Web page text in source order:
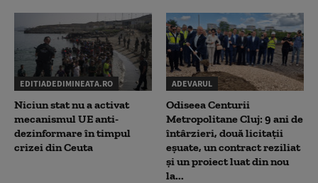
EDITIADEDIMINEATA.RO
Niciun stat nu a activat
mecanismul UE anti-
dezinformare în timpul
crizei din Ceuta
ADEVARUL
Odiseea Centurii
Metropolitane Cluj: 9 ani de
întârzieri, două licitații
eșuate, un contract reziliat
și un proiect luat din nou
la...